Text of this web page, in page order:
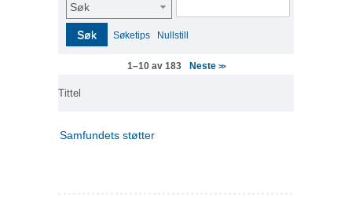
Søk
Søk Søketips Nullstill
1–10 av 183 Neste >>
Tittel
Samfundets støtter